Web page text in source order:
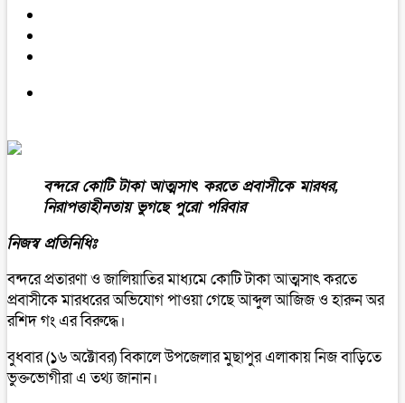
বন্দরে কোটি টাকা আত্মসাৎ করতে প্রবাসীকে মারধর,
নিরাপত্তাহীনতায় ভুগছে পুরো পরিবার
নিজস্ব প্রতিনিধিঃ
বন্দরে প্রতারণা ও জালিয়াতির মাধ্যমে কোটি টাকা আত্মসাৎ করতে
প্রবাসীকে মারধরের অভিযোগ পাওয়া গেছে আব্দুল আজিজ ও হারুন অর
রশিদ গং এর বিরুদ্ধে।
বুধবার (১৬ অক্টোবর) বিকালে উপজেলার মুছাপুর এলাকায় নিজ বাড়িতে
ভুক্তভোগীরা এ তথ্য জানান।